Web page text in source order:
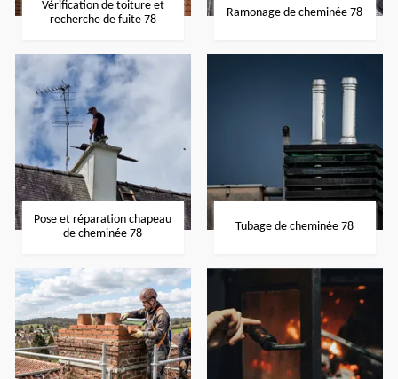
Vérification de toiture et
recherche de fuite 78
Ramonage de cheminée 78
Pose et réparation chapeau
de cheminée 78
Tubage de cheminée 78